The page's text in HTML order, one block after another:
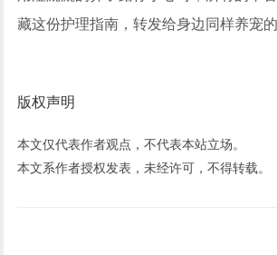
藏这份护理指南，转发给身边同样养宠的
版权声明
本文仅代表作者观点，不代表本站立场。
本文系作者授权发表，未经许可，不得转载。